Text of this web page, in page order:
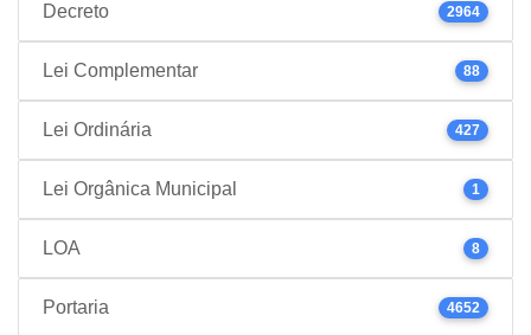
Decreto 2964
Lei Complementar 88
Lei Ordinária 427
Lei Orgânica Municipal 1
LOA 8
Portaria 4652